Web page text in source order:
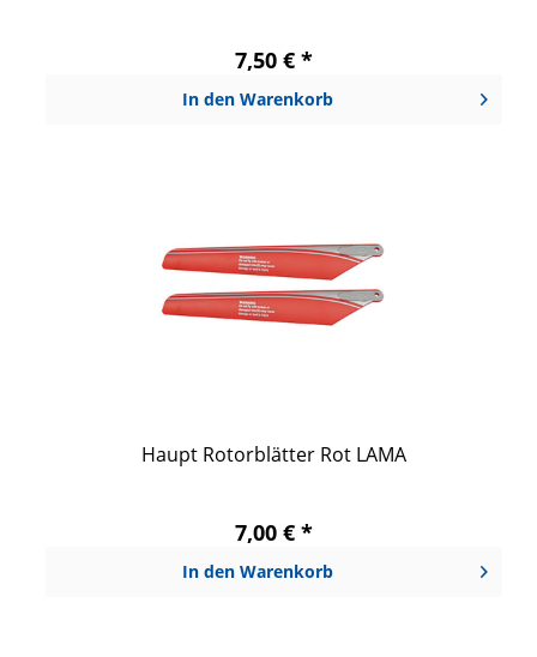
7,50 € *
In den Warenkorb
Haupt Rotorblätter Rot LAMA
7,00 € *
In den Warenkorb